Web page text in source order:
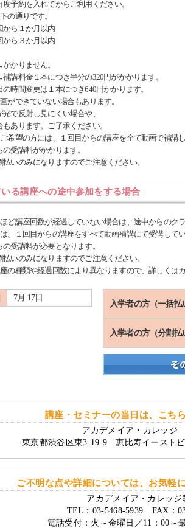
予約を入れてからご利用ください。
の通りです。
ら１か月以内
ら３か月以内
かりません。
講料金１本につき半分の320円がかかります。
時間変更は１本につき640円かかります。
ができていない場合もあります。
で反射し見にくい場合や、
あります。ご了承ください。
希望の方には、１回目からの講座を全て動画で補講
受講料がかかります。
いのみになりますのでご注意ください。
る講座への途中参加をする場合
ど講座回数が経過していない場合は、途中からのク
、１回目からの講座をすべて動画補講にて受講して
受講料が必要となります。
いのみになりますのでご注意ください。
の種類や経過回数により異なりますので、詳しくは
7月 17日
入学者の方（一括払
入学者の方（分割払
講座・セミナーの当日は、こち
アカデメイア・カレッジ
東京都渋谷区東3-19-9 恵比寿イースト
ご不明な点や詳細については、お気軽
アカデメイア・カレッジ
TEL：03-5468-5939 FAX：
電話受付：火～金曜日／11：00～